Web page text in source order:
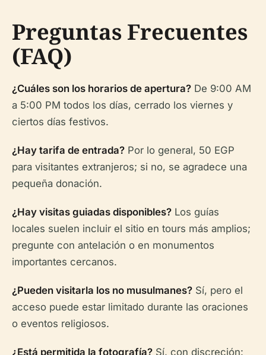
Preguntas Frecuentes
(FAQ)
¿Cuáles son los horarios de apertura? De 9:00 AM
a 5:00 PM todos los días, cerrado los viernes y
ciertos días festivos.
¿Hay tarifa de entrada? Por lo general, 50 EGP
para visitantes extranjeros; si no, se agradece una
pequeña donación.
¿Hay visitas guiadas disponibles? Los guías
locales suelen incluir el sitio en tours más amplios;
pregunte con antelación o en monumentos
importantes cercanos.
¿Pueden visitarla los no musulmanes? Sí, pero el
acceso puede estar limitado durante las oraciones
o eventos religiosos.
¿Está permitida la fotografía? Sí, con discreción: